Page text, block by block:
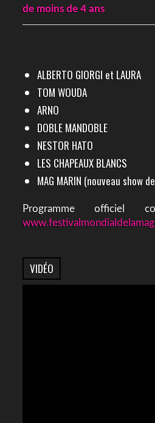
de moins de 4 ans
ALBERTO GIORGI et LAURA
TOM WOUDA
ARNO
DOBLE MANDOBLE
NESTOR HATO
LES CHAPEAUX BLANCS
MAG MARIN (nouveau show
Programme officiel